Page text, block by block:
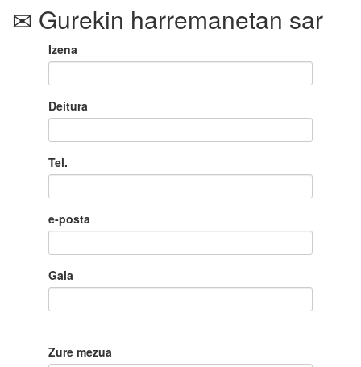
Gurekin harremanetan sar
Izena
Deitura
Tel.
e-posta
Gaia
Zure mezua